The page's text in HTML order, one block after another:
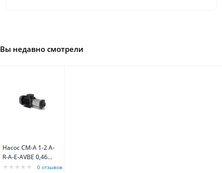
Вы недавно смотрели
Насос CM-А 1-2 A-
R-A-E-AVBE 0,46
kW 3x400Hz
0 отзывов